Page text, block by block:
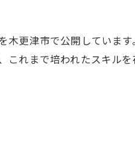
更津市で公開していま
れまで培われたスキル